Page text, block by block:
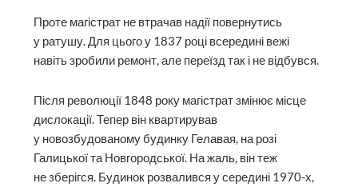
Проте магістрат не втрачав надії повернутись
у ратушу. Для цього у 1837 році всередині вежі
навіть зробили ремонт, але переїзд так і не відбувся.
Після революції 1848 року магістрат змінює місце
дислокації. Тепер він квартирував
у новозбудованому будинку Гелавая, на розі
Галицької та Новгородської. На жаль, він теж
не зберігся. Будинок розвалився у середині 1970-х,